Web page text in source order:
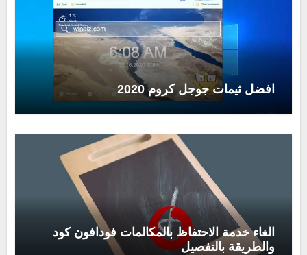
افضل ثيمات جوجل كروم 2020
الغاء خدمة الاحتفاظ بالمكالمات فودافون كود
والطريقة بالتفصيل